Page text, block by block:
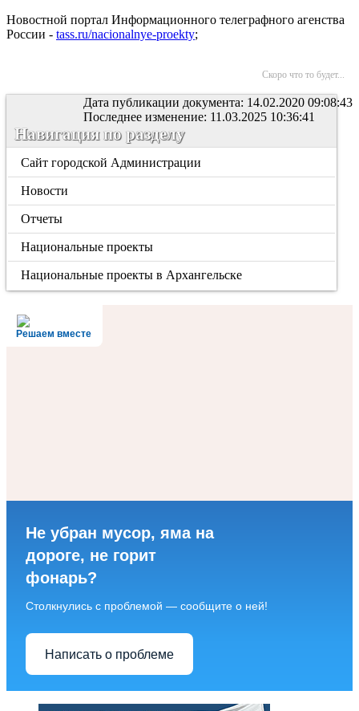
Новостной портал Информационного телеграфного агенства
России - tass.ru/nacionalnye-proekty;
Скоро что то будет...
Дата публикации документа: 14.02.2020 09:08:43
Последнее изменение: 11.03.2025 10:36:41
Навигация по разделу
Сайт городской Администрации
Новости
Отчеты
Национальные проекты
Национальные проекты в Архангельске
Решаем вместе
Не убран мусор, яма на
дороге, не горит
фонарь?
Столкнулись с проблемой — сообщите о ней!
Написать о проблеме